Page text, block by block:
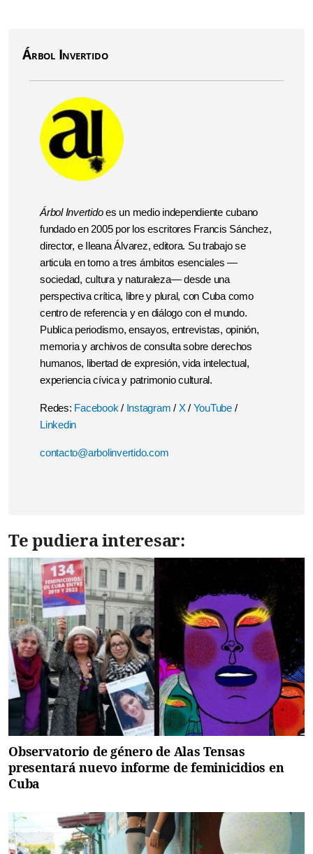
Árbol Invertido
Árbol Invertidoes un medio independiente cubano
fundado en 2005 por los escritores Francis Sánchez,
director, e Ileana Álvarez, editora. Su trabajo se
articula en torno a tres ámbitos esenciales —
sociedad, cultura y naturaleza— desde una
perspectiva crítica, libre y plural, con Cuba como
centro de referencia y en diálogo con el mundo.
Publica periodismo, ensayos, entrevistas, opinión,
memoria y archivos de consulta sobre derechos
humanos, libertad de expresión, vida intelectual,
experiencia cívica y patrimonio cultural.
Redes: Facebook / Instagram / X/ YouTube /
Linkedin
contacto@arbolinvertido.com
Te pudiera interesar:
Observatorio de género de Alas Tensas
presentará nuevo informe de feminicidios en
Cuba